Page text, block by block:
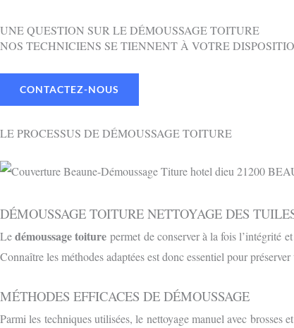
UNE QUESTION SUR LE DÉMOUSSAGE TOITURE
NOS TECHNICIENS SE TIENNENT À VOTRE
CONTACTEZ-NOUS
LE PROCESSUS DE DÉMOUSSAGE TOITURE
DÉMOUSSAGE TOITURE NETTOYAGE DES
Ledémoussage toiture permet de conserver à la fois l’intégrité
Connaître les méthodes adaptées est donc essentiel pour préserver
MÉTHODES EFFICACES DE DÉMOUSSAGE
Parmi les techniques utilisées, le nettoyage manuel avec brosses